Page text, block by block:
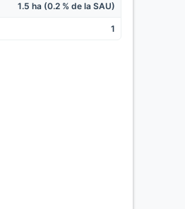
1.5 ha (0.2 % de la SAU)
1